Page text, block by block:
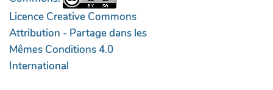
Licence Creative Commons
Attribution - Partage dans les
Mêmes Conditions 4.0
International